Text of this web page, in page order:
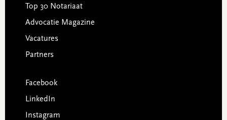
Top 30 Notariaat
Advocatie Magazine
Vacatures
Partners
Facebook
LinkedIn
Instagram